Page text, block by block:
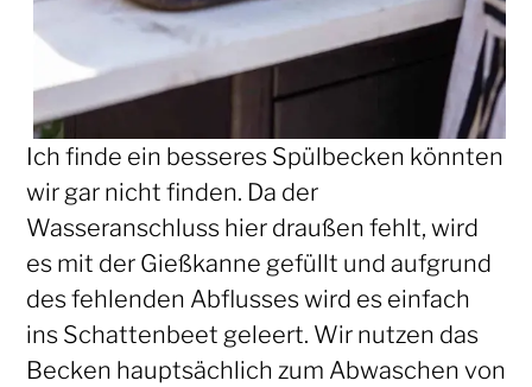
Ich finde ein besseres Spülbecken könnten
wir gar nicht finden. Da der
Wasseranschluss hier draußen fehlt, wird
es mit der Gießkanne gefüllt und aufgrund
des fehlenden Abflusses wird es einfach
ins Schattenbeet geleert. Wir nutzen das
Becken hauptsächlich zum Abwaschen von